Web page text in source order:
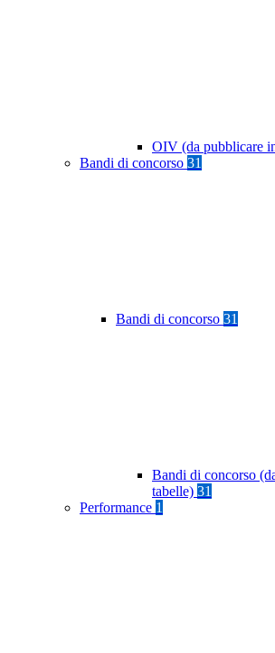
OIV (da pubblicare
Bandi di concorso 31
Bandi di concorso 31
Bandi di concorso
tabelle) 31
Performance 1